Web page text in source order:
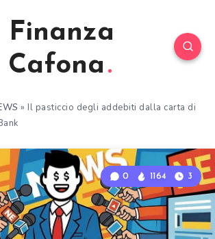
Finanza
Cafona
» Il pasticcio degli addebiti dalla carta di
0 1164 3